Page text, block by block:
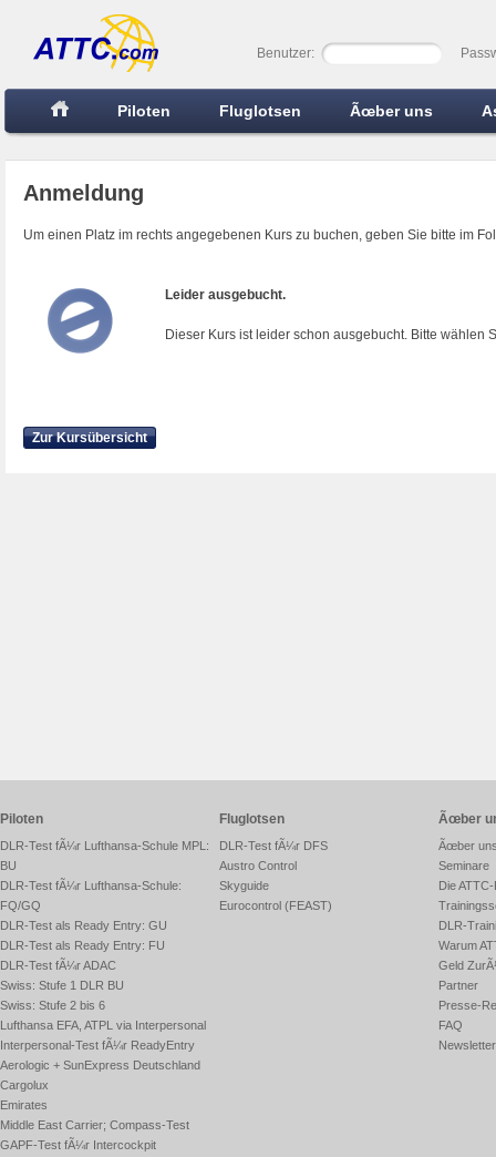
Benutzer:
Piloten Fluglotsen Ãœber uns
Anmeldung
Um einen Platz im rechts angegebenen Kurs zu buchen, geben Sie bitte im
Leider ausgebucht.
Dieser Kurs ist leider schon ausgebucht. Bitte wählen
Zur Kursübersicht
Piloten
DLR-Test fÃ¼r Lufthansa-Schule MPL:
BU
DLR-Test fÃ¼r Lufthansa-Schule:
FQ/GQ
DLR-Test als Ready Entry: GU
DLR-Test als Ready Entry: FU
DLR-Test fÃ¼r ADAC
Swiss: Stufe 1 DLR BU
Swiss: Stufe 2 bis 6
Lufthansa EFA, ATPL via Interpersonal
Interpersonal-Test fÃ¼r ReadyEntry
Aerologic + SunExpress Deutschland
Cargolux
Emirates
Middle East Carrier; Compass-Test
GAPF-Test fÃ¼r Intercockpit
Fluglotsen
DLR-Test fÃ¼r DFS
Austro Control
Skyguide
Eurocontrol (FEAST)
Ãœber
Ãœber
Seminare
Die
DLR-
Warum
Geld
Partner
Presse-
FAQ
Newsletter